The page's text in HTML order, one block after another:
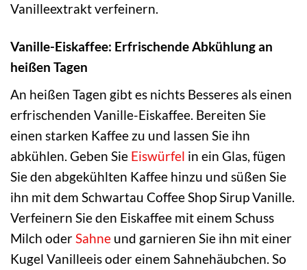
Vanilleextrakt verfeinern.
Vanille-Eiskaffee: Erfrischende Abkühlung an
heißen Tagen
An heißen Tagen gibt es nichts Besseres als einen
erfrischenden Vanille-Eiskaffee. Bereiten Sie
einen starken Kaffee zu und lassen Sie ihn
abkühlen. Geben Sie Eiswürfel in ein Glas, fügen
Sie den abgekühlten Kaffee hinzu und süßen Sie
ihn mit dem Schwartau Coffee Shop Sirup Vanille.
Verfeinern Sie den Eiskaffee mit einem Schuss
Milch oderSahne und garnieren Sie ihn mit einer
Kugel Vanilleeis oder einem Sahnehäubchen. So